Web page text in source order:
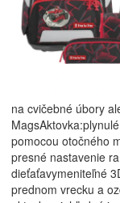
na cvičebné úbory
pomocou otočného
presné nastavenie
dieťaťavymeniteľné
prednom vrecku a